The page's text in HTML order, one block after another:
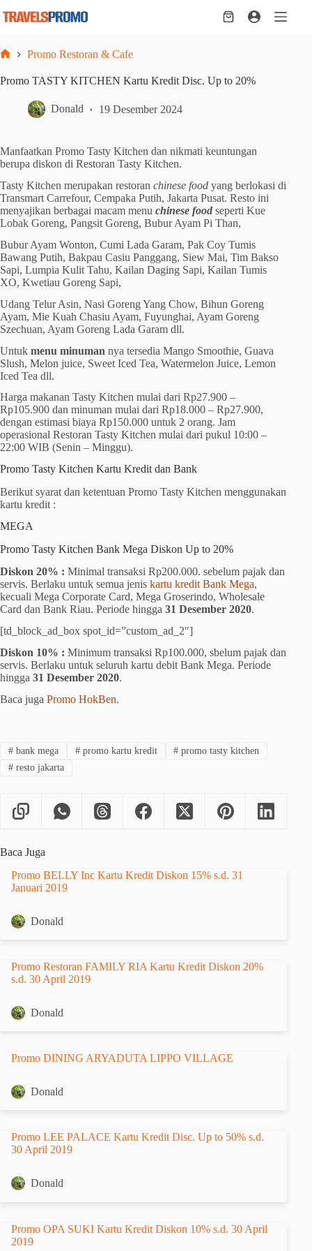
Shopping
Promo Restoran & Cafe
Promo TASTY KITCHEN Kartu Kredit Disc. Up to 20%
Donald 19 Desember 2024
Manfaatkan Promo Tasty Kitchen dan nikmati keuntungan
berupa diskon di Restoran Tasty Kitchen.
Tasty Kitchen merupakan restoran chinese food yang berlokasi di
Transmart Carrefour, Cempaka Putih, Jakarta Pusat. Resto ini
menyajikan berbagai macam menu chinese food seperti Kue
Lobak Goreng, Pangsit Goreng, Bubur Ayam Pi Than,
Bubur Ayam Wonton, Cumi Lada Garam, Pak Coy Tumis
Bawang Putih, Bakpau Casiu Panggang, Siew Mai, Tim Bakso
Sapi, Lumpia Kulit Tahu, Kailan Daging Sapi, Kailan Tumis
XO, Kwetiau Goreng Sapi,
Udang Telur Asin, Nasi Goreng Yang Chow, Bihun Goreng
Ayam, Mie Kuah Chasiu Ayam, Fuyunghai, Ayam Goreng
Szechuan, Ayam Goreng Lada Garam dll.
Untuk menu minuman nya tersedia Mango Smoothie, Guava
Slush, Melon juice, Sweet Iced Tea, Watermelon Juice, Lemon
Iced Tea dll.
Harga makanan Tasty Kitchen mulai dari Rp27.900 –
Rp105.900 dan minuman mulai dari Rp18.000 – Rp27.900,
dengan estimasi biaya Rp150.000 untuk 2 orang. Jam
operasional Restoran Tasty Kitchen mulai dari pukul 10:00 –
22:00 WIB (Senin – Minggu).
Promo Tasty Kitchen Kartu Kredit dan Bank
Berikut syarat dan ketentuan Promo Tasty Kitchen menggunakan
kartu kredit :
MEGA
Promo Tasty Kitchen Bank Mega Diskon Up to 20%
Diskon 20% : Minimal transaksi Rp200.000. sebelum pajak dan
servis. Berlaku untuk semua jenis kartu kredit Bank Mega,
kecuali Mega Corporate Card, Mega Groserindo, Wholesale
Card dan Bank Riau. Periode hingga 31 Desember 2020.
[td_block_ad_box spot_id=”custom_ad_2″]
Diskon 10% : Minimum transaksi Rp100.000, sbelum pajak dan
servis. Berlaku untuk seluruh kartu debit Bank Mega. Periode
hingga 31 Desember 2020.
Baca juga Promo HokBen.
#bank mega #promo kartu kredit # promo tasty kitchen
#resto jakarta
Baca Juga
Promo BELLY Inc Kartu Kredit Diskon 15% s.d. 31
Januari 2019
Donald
Promo Restoran FAMILY RIA Kartu Kredit Diskon 20%
s.d. 30 April 2019
Donald
Promo DINING ARYADUTA LIPPO VILLAGE
Donald
Promo LEE PALACE Kartu Kredit Disc. Up to 50% s.d.
30 April 2019
Donald
Promo OPA SUKI Kartu Kredit Diskon 10% s.d. 30 April
2019